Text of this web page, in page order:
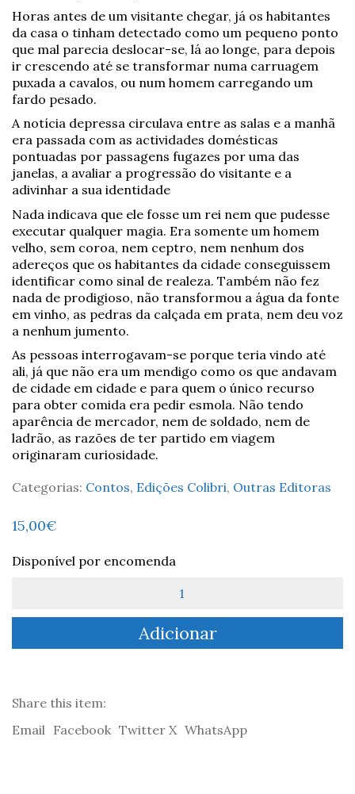
Horas antes de um visitante chegar, já os habitantes
da casa o tinham detectado como um pequeno ponto
que mal parecia deslocar-se, lá ao longe, para depois
ir crescendo até se transformar numa carruagem
puxada a cavalos, ou num homem carregando um
fardo pesado.
A notícia depressa circulava entre as salas e a manhã
era passada com as actividades domésticas
pontuadas por passagens fugazes por uma das
janelas, a avaliar a progressão do visitante e a
adivinhar a sua identidade
Nada indicava que ele fosse um rei nem que pudesse
executar qualquer magia. Era somente um homem
velho, sem coroa, nem ceptro, nem nenhum dos
adereços que os habitantes da cidade conseguissem
identificar como sinal de realeza. Também não fez
nada de prodigioso, não transformou a água da fonte
em vinho, as pedras da calçada em prata, nem deu voz
a nenhum jumento.
As pessoas interrogavam-se porque teria vindo até
ali, já que não era um mendigo como os que andavam
de cidade em cidade e para quem o único recurso
para obter comida era pedir esmola. Não tendo
aparência de mercador, nem de soldado, nem de
ladrão, as razões de ter partido em viagem
originaram curiosidade.
Categorias: Contos, Edições Colibri, Outras Editoras
15,00€
Disponível por encomenda
Fadas,
Magos,
-
dos
Adicionar
Share this item:
Email Facebook Twitter X WhatsApp